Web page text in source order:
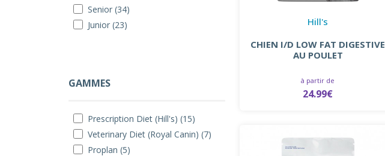
Senior (34)
Junior (23)
GAMMES
Prescription Diet (Hill's) (15)
Veterinary Diet (Royal Canin) (7)
Proplan (5)
Hill's
CHIEN I/D LOW FAT DIGESTIVE
AU POULET
à partir de
24.99€